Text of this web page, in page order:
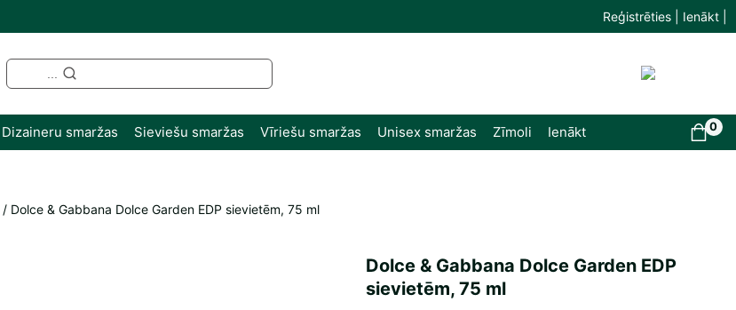
Reģistrēties | Ienākt |
Dizaineru smaržas Sieviešu smaržas Vīriešu smaržas Unisex smaržas Zīmoli Ienākt 0
/ Dolce & Gabbana Dolce Garden EDP sievietēm, 75 ml
Dolce & Gabbana Dolce Garden EDP
sievietēm, 75 ml